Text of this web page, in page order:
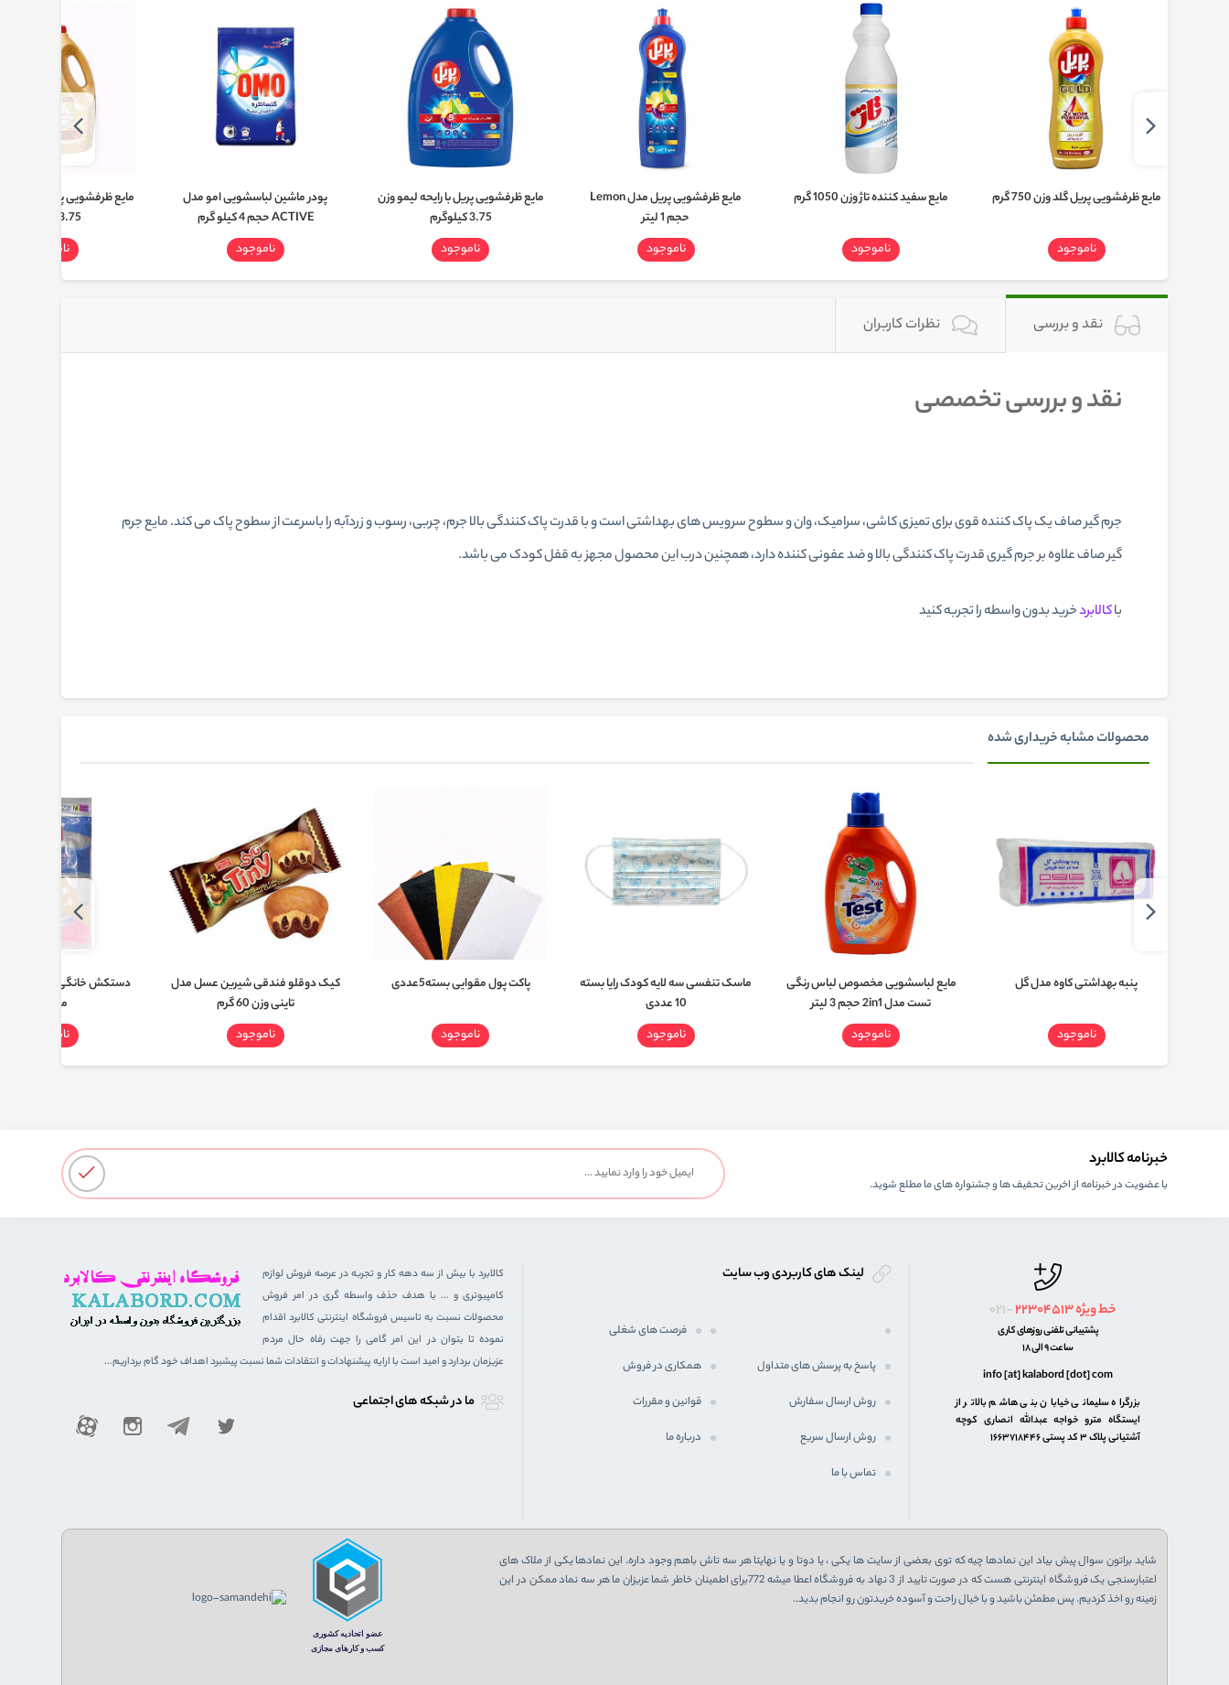
مایع ظرفشویی پریل گلد وزن 750 گرم
ناموجود
مایع سفید کننده تاژ وزن 1050 گرم
ناموجود
مایع ظرفشویی پریل مدل Lemon
حجم 1 لیتر
ناموجود
مایع ظرفشویی پریل با رایحه لیمو وزن
3.75 کیلوگرم
ناموجود
پودر ماشین لباسشویی امو مدل
ACTIVE حجم 4 کیلو گرم
ناموجود
3.75 کیلوگرم
ناموجود
نقد و بررسی نظرات کاربران
نقد و بررسی تخصصی
جرم گیر صاف یک پاک کننده قوی برای تمیزی کاشی، سرامیک، وان و سطوح سرویس های بهداشتی است و با قدرت پاک کنندگی بالا جرم، چربی، رسوب و زردآبه را باسرعت از سطوح پاک می کند. مایع جرم
گیر صاف علاوه بر جرم گیری قدرت پاک کنندگی بالا و ضد عفونی کننده دارد، همچنین درب این محصول مجهز به قفل کودک می باشد.
باکالابردخرید بدون واسطه را تجربه کنید
محصولات مشابه خریداری شده
پنبه بهداشتی کاوه مدل گل
ناموجود
مایع لباسشویی مخصوص لباس رنگی
تست مدل 2in1 حجم 3 لیتر
ناموجود
ماسک تنفسی سه لایه کودک رایا بسته
10 عددی
ناموجود
پاکت پول مقوایی بسته5عددی
ناموجود
کیک دوقلو فندقی شیرین عسل مدل
تاینی وزن 60 گرم
ناموجود
دستکش خانگی ساق بلند
متوسط
ناموجود
خبرنامه کالابرد
با عضویت در خبرنامه از اخرین تحفیف ها و جشنواره های ما مطلع شوید.
021- خط ویژه22304513
پشتیبانی تلفنی روزهای کاری
ساعت 9 الی 18
info [at] kalabord [dot] com
بزرگراه سلیمانی خیابان بنی هاشم بالاتر از
ایستگاه مترو خواجه عبدالله انصاری کوچه
آشتیانی پلاک ۳ کد پستی ۱۶۶۳۷۱۸۴۴۶
لینک های کاربردی وب سایت
فرصت های شغلی
پاسخ به پرسش های متداول
همکاری در فروش
روش ارسال سفارش
قوانین و مقررات
روش ارسال سریع
درباره ما
تماس با ما
کالابرد با بیش از سه دهه کار و تجربه در عرصه فروش لوازم
کامپیوتری و ... با هدف حذف واسطه گری در امر فروش
محصولات نسبت به تاسیس فروشگاه اینترنتی کالابرد اقدام
نموده تا بتوان در این امر گامی را جهت رفاه حال مردم
عزیزمان بردارد و امید است با ارایه پیشنهادات و انتقادات شما نسبت پیشبرد اهداف خود گام برداریم...
ما در شبكه های اجتماعی
شاید براتون سوال پیش بیاد این نمادها چیه که توی بعضی از سایت ها یکی ، یا دوتا و یا نهایتا هر سه تاش باهم وجود داره. این نمادها یکی از ملاک های
اعتبارسنجی یک فروشگاه اینترنتی هست که در صورت تایید از 3 نهاد به فروشگاه اعطا میشه 772برای اطمینان خاطر شما عزیزان ما هر سه نماد ممکن در این
زمینه رو اخذ کردیم. پس مطمئن باشید و با خیال راحت و آسوده خریدتون رو انجام بدید..